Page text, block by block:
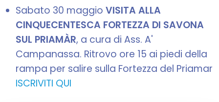
Sabato 30 maggio VISITA ALLA
CINQUECENTESCA FORTEZZA DI SAVONA
SUL PRIAMÀR, a cura di Ass. A'
Campanassa. Ritrovo ore 15 ai piedi della
rampa per salire sulla Fortezza del Priamar
ISCRIVITI QUI